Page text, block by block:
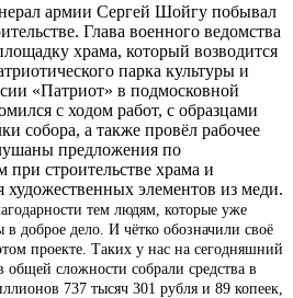
армии Сергей Шойгу побывал
Глава военного ведомства
храма, который возводится
парка культуры и
«Патриот» в подмосковной
с ходом работ, с образцами
собора, а также провёл рабочее
предложения по
строительстве храма и
художественных элементов из меди.
тем людям, которые уже
доброе дело. И чётко обозначили своё
проекте. Таких у нас на сегодняшний
сложности собрали средства в
737 тысяч 301 рубля и 89 копеек,